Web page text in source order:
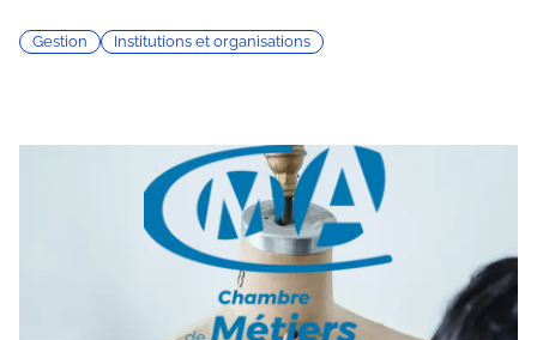
Gestion Institutions et organisations